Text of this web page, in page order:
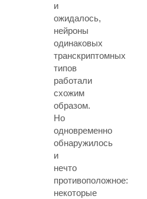
и
ожидалось,
нейроны
одинаковых
транскриптомных
типов
работали
схожим
образом.
Но
одновременно
обнаружилось
и
нечто
противоположное:
некоторые